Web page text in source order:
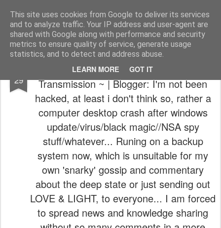
This site uses cookies from Google to deliver its services
and to analyze traffic. Your IP address and user-agent are
shared with Google along with performance and security
metrics to ensure quality of service, generate usage
statistics, and to detect and address abuse.
LEARN MORE GOT IT
The universe is eternal, infinite and vibrant, a conscious cosmos
Pages
29
⚠️Verdensalt.dk | Oct 26, 2018 | ~ Alert
Transmission ~ | Blogger: I'm not been
hacked, at least i don't think so, rather a
computer desktop crash after windows
update/virus/black magic//NSA spy
stuff/whatever... Runing on a backup
system now, which is unsuitable for my
own 'snarky' gossip and commentary
about the deep state or just sending out
LOVE & LIGHT, to everyone... I am forced
to spread news and knowledge sharing